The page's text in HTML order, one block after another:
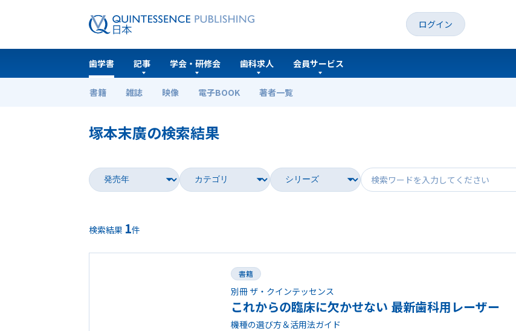
ログイン
歯学書
書籍 雑誌 映像 電子BOOK 著者一覧
記事 学会・研修会 歯科求人 会員サービス
ホーム 歯学書
塚本末廣の検索結果
検索結果 1件
書籍
別冊 ザ・クインテッセンス
これからの臨床に欠かせない 最新歯科用レーザー
機種の選び方＆活用法ガイド